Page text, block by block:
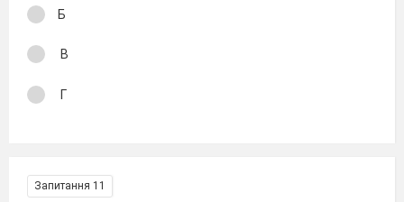
Б
В
Г
Запитання 11